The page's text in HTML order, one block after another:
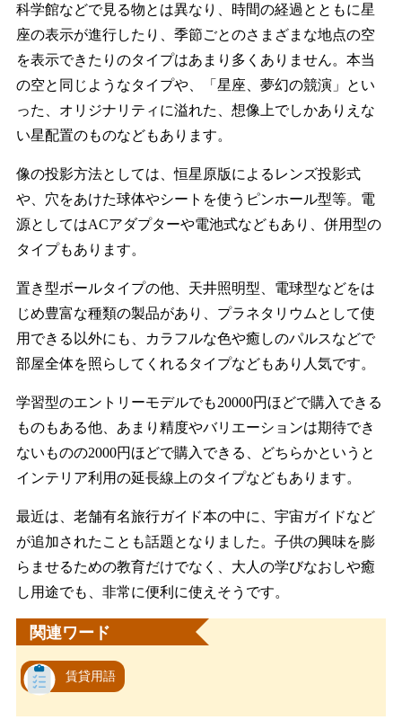
科学館などで見る物とは異なり、時間の経過とともに星
座の表示が進行したり、季節ごとのさまざまな地点の空
を表示できたりのタイプはあまり多くありません。本当
の空と同じようなタイプや、「星座、夢幻の競演」とい
った、オリジナリティに溢れた、想像上でしかありえな
い星配置のものなどもあります。
像の投影方法としては、恒星原版によるレンズ投影式
や、穴をあけた球体やシートを使うピンホール型等。電
源としてはACアダプターや電池式などもあり、併用型の
タイプもあります。
置き型ボールタイプの他、天井照明型、電球型などをは
じめ豊富な種類の製品があり、プラネタリウムとして使
用できる以外にも、カラフルな色や癒しのパルスなどで
部屋全体を照らしてくれるタイプなどもあり人気です。
学習型のエントリーモデルでも20000円ほどで購入できる
ものもある他、あまり精度やバリエーションは期待でき
ないものの2000円ほどで購入できる、どちらかというと
インテリア利用の延長線上のタイプなどもあります。
最近は、老舗有名旅行ガイド本の中に、宇宙ガイドなど
が追加されたことも話題となりました。子供の興味を膨
らませるための教育だけでなく、大人の学びなおしや癒
し用途でも、非常に便利に使えそうです。
関連ワード
賃貸用語